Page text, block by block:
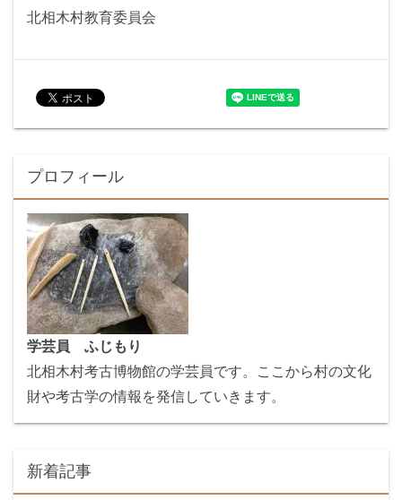
北相木村教育委員会
プロフィール
学芸員 ふじもり
北相木村考古博物館の学芸員です。ここから村の文化
財や考古学の情報を発信していきます。
新着記事